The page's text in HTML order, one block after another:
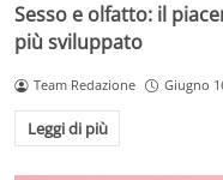
Sesso e olfatto: il
più sviluppato
Team Redazione Giugno
Leggi di più